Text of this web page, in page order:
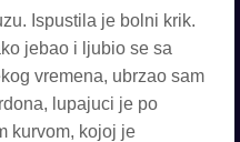
Ispustila je bolni krik.
jebao i ljubio se sa
vremena, ubrzao sam
lupajuci je po
kurvom, kojoj je